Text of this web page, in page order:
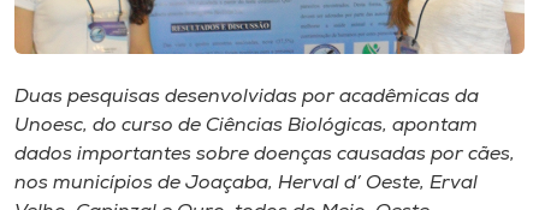
Unoesc
Selecione
Duas pesquisas desenvolvidas por acadêmicas da
Unoesc, do curso de Ciências Biológicas, apontam
dados importantes sobre doenças causadas por cães,
nos municípios de Joaçaba, Herval d’ Oeste, Erval